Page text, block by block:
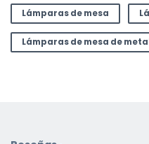
Lámparas de mesa
Lámparas de mesa de